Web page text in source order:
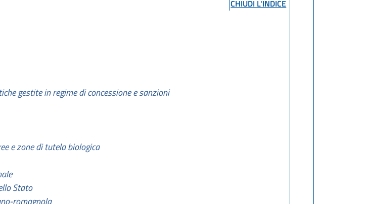
CHIUDI L'INDICE
gestite in regime di concessione e sanzioni
e zone di tutela biologica
Stato
romagnola